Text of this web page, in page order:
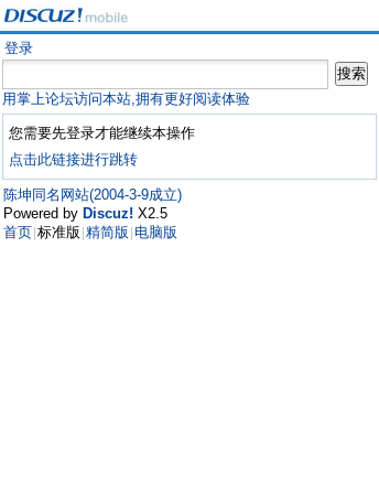
登录
用掌上论坛访问本站,拥有更好阅读体验
您需要先登录才能继续本操作
点击此链接进行跳转
陈坤同名网站(2004-3-9成立)
Powered by Discuz! X2.5
首页 标准版 精简版 电脑版